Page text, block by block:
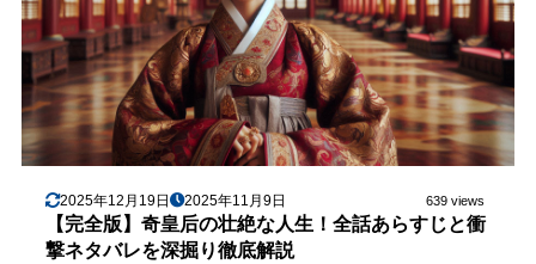
2025年12月19日 2025年11月9日 639 views
【完全版】奇皇后の壮絶な人生！全話あらすじと衝
撃ネタバレを深掘り徹底解説